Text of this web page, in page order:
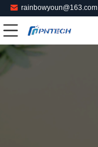
rainbowyoun@163.com